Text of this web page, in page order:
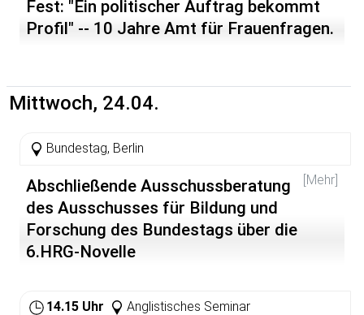
Fest: "Ein politischer Auftrag bekommt
Profil" -- 10 Jahre Amt für Frauenfragen.
Mittwoch, 24.04.
Bundestag, Berlin
[Mehr]
Abschließende Ausschussberatung
des Ausschusses für Bildung und
Forschung des Bundestags über die
6.HRG-Novelle
rec=1015444889
14.15 Uhr Anglistisches Seminar